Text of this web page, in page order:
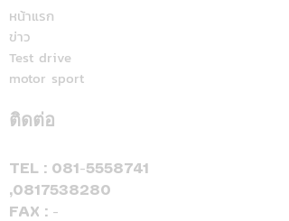
Cup™ 2026 พร้อมดีลแรง
จองและรับรถภายในวันที่
31 สิงหาคม 2569 เท่านั้น
หน้าแรก
ข่าว
Test drive
motor sport
ติดต่อ
TEL : 081-5558741
,0817538280
FAX : -